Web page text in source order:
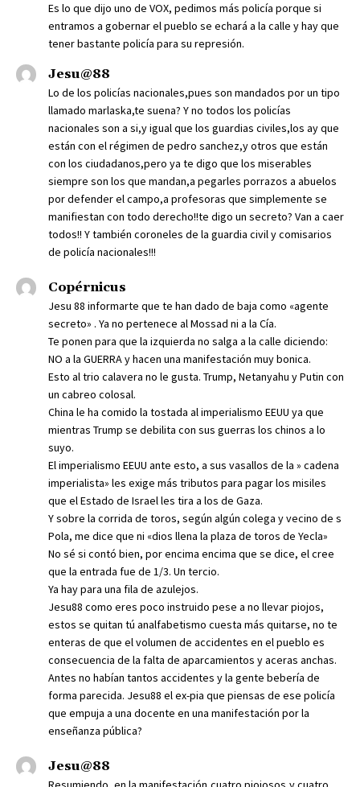
Es lo que dijo uno de VOX, pedimos más policía porque si
entramos a gobernar el pueblo se echará a la calle y hay que
tener bastante policía para su represión.
Jesu@88
Lo de los policías nacionales,pues son mandados por un tipo
llamado marlaska,te suena? Y no todos los policías
nacionales son a si,y igual que los guardias civiles,los ay que
están con el régimen de pedro sanchez,y otros que están
con los ciudadanos,pero ya te digo que los miserables
siempre son los que mandan,a pegarles porrazos a abuelos
por defender el campo,a profesoras que simplemente se
manifiestan con todo derecho!!te digo un secreto? Van a caer
todos!! Y también coroneles de la guardia civil y comisarios
de policía nacionales!!!
Copérnicus
Jesu 88 informarte que te han dado de baja como «agente
secreto» . Ya no pertenece al Mossad ni a la Cía.
Te ponen para que la izquierda no salga a la calle diciendo:
NO a la GUERRA y hacen una manifestación muy bonica.
Esto al trio calavera no le gusta. Trump, Netanyahu y Putin con
un cabreo colosal.
China le ha comido la tostada al imperialismo EEUU ya que
mientras Trump se debilita con sus guerras los chinos a lo
suyo.
El imperialismo EEUU ante esto, a sus vasallos de la » cadena
imperialista» les exige más tributos para pagar los misiles
que el Estado de Israel les tira a los de Gaza.
Y sobre la corrida de toros, según algún colega y vecino de s
Pola, me dice que ni «dios llena la plaza de toros de Yecla»
No sé si contó bien, por encima encima que se dice, el cree
que la entrada fue de 1/3. Un tercio.
Ya hay para una fila de azulejos.
Jesu88 como eres poco instruido pese a no llevar piojos,
estos se quitan tú analfabetismo cuesta más quitarse, no te
enteras de que el volumen de accidentes en el pueblo es
consecuencia de la falta de aparcamientos y aceras anchas.
Antes no habían tantos accidentes y la gente bebería de
forma parecida. Jesu88 el ex-pia que piensas de ese policía
que empuja a una docente en una manifestación por la
enseñanza pública?
Jesu@88